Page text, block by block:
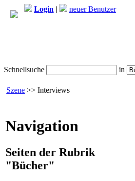
Login |
neuer Benutzer
Schnellsuche in
Szene >> Interviews
Navigation
Seiten der Rubrik
"Bücher"